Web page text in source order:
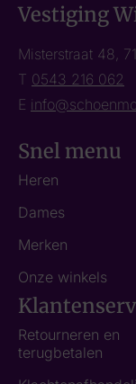
Vestiging
Misterstraat 48,
T 0543 216 062
E
Snel menu
Heren
Dames
Merken
Onze winkels
Retourneren en
terugbetalen